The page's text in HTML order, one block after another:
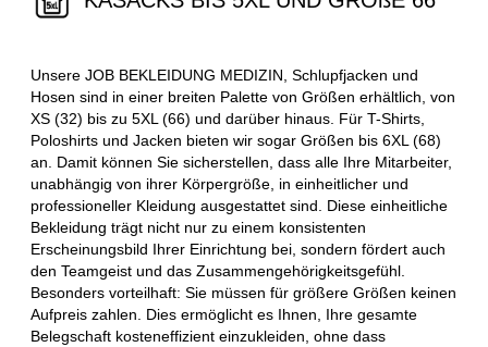
Unsere JOB BEKLEIDUNG MEDIZIN, Schlupfjacken und
Hosen sind in einer breiten Palette von Größen erhältlich, von
XS (32) bis zu 5XL (66) und darüber hinaus. Für T-Shirts,
Poloshirts und Jacken bieten wir sogar Größen bis 6XL (68)
an. Damit können Sie sicherstellen, dass alle Ihre Mitarbeiter,
unabhängig von ihrer Körpergröße, in einheitlicher und
professioneller Kleidung ausgestattet sind. Diese einheitliche
Bekleidung trägt nicht nur zu einem konsistenten
Erscheinungsbild Ihrer Einrichtung bei, sondern fördert auch
den Teamgeist und das Zusammengehörigkeitsgefühl.
Besonders vorteilhaft: Sie müssen für größere Größen keinen
Aufpreis zahlen. Dies ermöglicht es Ihnen, Ihre gesamte
Belegschaft kosteneffizient einzukleiden, ohne dass